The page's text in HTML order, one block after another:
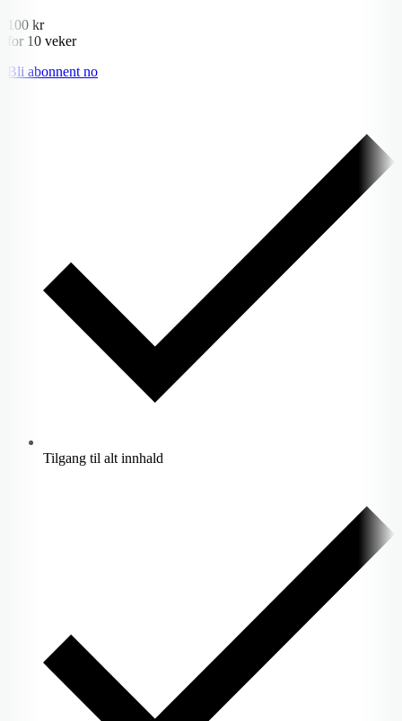
100 kr
for 10 veker
Bli abonnent no
Tilgang til alt innhald